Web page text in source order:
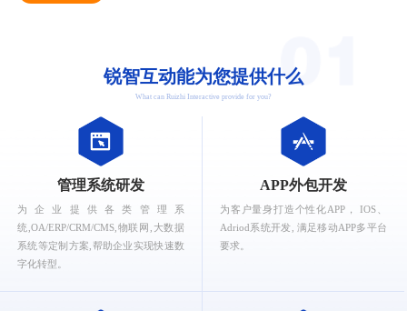
锐智互动能为您提供什么
What can Ruizhi Interactive provide for you?
管理系统研发
为企业提供各类管理系
统,OA/ERP/CRM/CMS,物联网,大数据
系统等定制方案,帮助企业实现快速数
字化转型。
APP外包开发
为客户量身打造个性化APP， IOS、
Adriod系统开发, 满足移动APP多平台
要求。